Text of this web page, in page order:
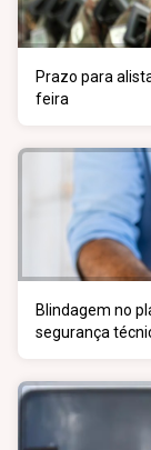
Prazo para
feira
Blindagem no
segurança